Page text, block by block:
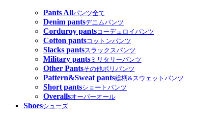
Pants Allパンツ全て
Denim pantsデニムパンツ
Corduroy pantsコーデュロイパンツ
Cotton pantsコットンパンツ
Slacks pantsスラックスパンツ
Military pants ミリタリーパンツ
Other Pantsその他ポリパンツ
Pattern&Sweat pants総柄&スウェットパンツ
Short pantsショートパンツ
Overallsオーバーオール
Shoesシューズ